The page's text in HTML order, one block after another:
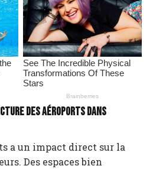
des aéroports dans
a un impact direct sur la
Des espaces bien